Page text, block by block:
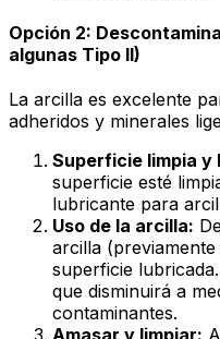
Opción 2:
algunas Tipo II)
La arcilla es excelente
adheridos y minerales
Superficie limpia y
superficie esté
lubricante para
Uso de la arcilla:
arcilla
superficie
que disminuirá a
contaminantes.